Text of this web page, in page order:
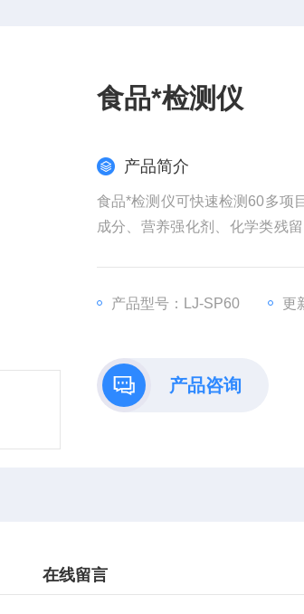
食品*检测仪
产品简介
食品*检测仪可快速检测60多项
成分、营养强化剂、化学类残
产品型号：LJ-SP60 更
产品咨询
在线留言